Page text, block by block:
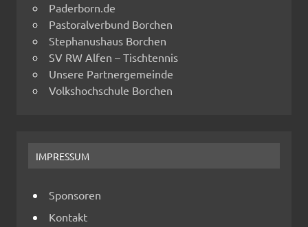
Paderborn.de
Pastoralverbund Borchen
Stephanushaus Borchen
SV RW Alfen – Tischtennis
Unsere Partnergemeinde
Volkshochschule Borchen
IMPRESSUM
Sponsoren
Kontakt